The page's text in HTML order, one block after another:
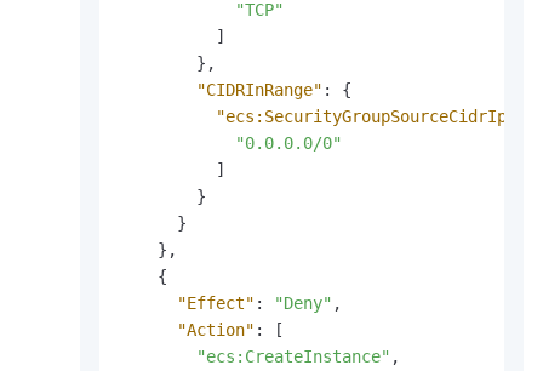
"TCP"
]
} ,
"CIDRInRange" :
{
"ecs:SecurityGroupSourceCidrIps"
"0.0.0.0/0"
]
}
}
} ,
{
"Effect" : "Deny" ,
"Action" :
[
"ecs:CreateInstance" ,